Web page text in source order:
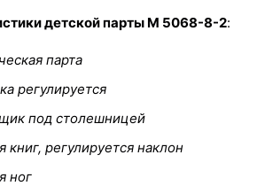
детской парты M 5068-8-2:
парта
регулируется
под столешницей
книг, регулируется наклон
ног